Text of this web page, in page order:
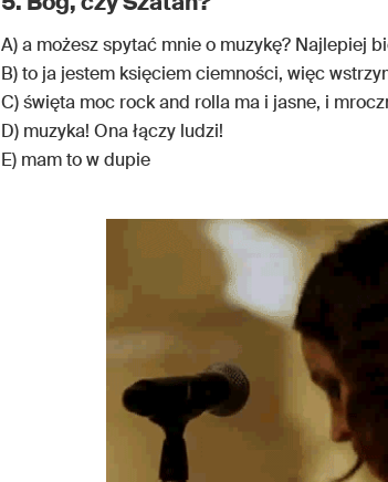
A) a możesz spytać mnie o muzykę? Najlepiej
B) to ja jestem księciem ciemności, więc
C) święta moc rock and rolla ma i jasne, i
D) muzyka! Ona łączy ludzi!
E) mam to w dupie